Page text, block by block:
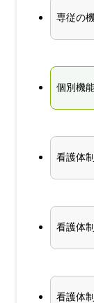
専従の
個別機
看護体
看護体
看護体